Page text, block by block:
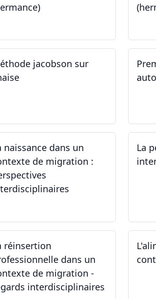
jacobson sur
naissance dans un
de migration :
La
réinsertion
dans un
de migration -
interdisciplinaires